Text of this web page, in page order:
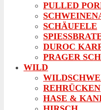
PULLED
SCHÄUFELE
DUROC
PRAGER
WILD
REHRÜCKEN
HASE &